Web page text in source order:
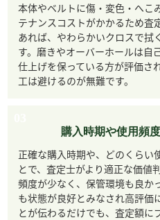
本体やベルトに傷・変色・へこ
テナンスコストがかかるため査
あれば、やわらかいクロスで拭
す。磨きやオーバーホールは自
仕上げを保っている方が評価さ
工は避けるのが無難です。
購入時期や使用頻
正確な購入時期や、どのくらい
とで、査定士がより適正な価値
頻度が少なく、保管環境も良か
も状態が良好とみなされ高評価
とが伝わるだけでも、査定額に